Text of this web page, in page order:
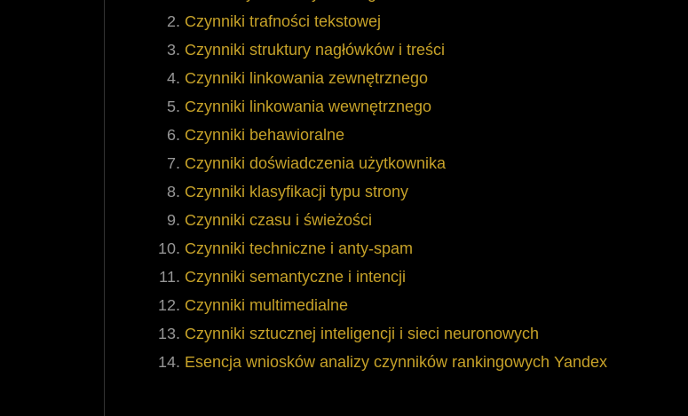
Czynniki trafności tekstowej
Czynniki struktury nagłówków i treści
Czynniki linkowania zewnętrznego
Czynniki linkowania wewnętrznego
Czynniki behawioralne
Czynniki doświadczenia użytkownika
Czynniki klasyfikacji typu strony
Czynniki czasu i świeżości
Czynniki techniczne i anty-spam
Czynniki semantyczne i intencji
Czynniki multimedialne
Czynniki sztucznej inteligencji i sieci neuronowych
Esencja wniosków analizy czynników rankingowych Yandex